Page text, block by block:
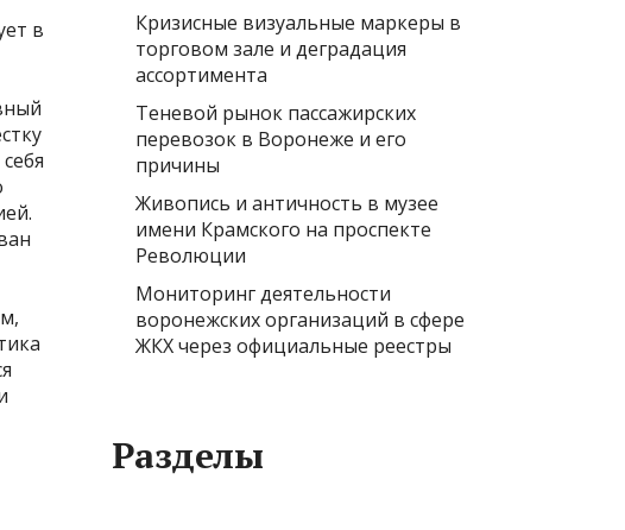
в
Кризисные визуальные маркеры в
торговом зале и деградация
ассортимента
Теневой рынок пассажирских
перевозок в Воронеже и его
причины
Живопись и античность в музее
имени Крамского на проспекте
Революции
Мониторинг деятельности
воронежских организаций в сфере
ЖКХ через официальные реестры
Разделы